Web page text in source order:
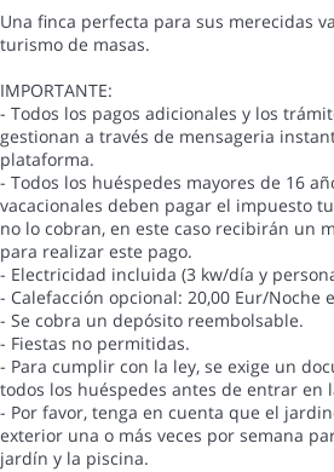
Una finca perfecta para sus merecidas
turismo de masas.
IMPORTANTE:
- Todos los pagos adicionales y los
gestionan a través de mensageria
plataforma.
- Todos los huéspedes mayores de 16
vacacionales deben pagar el impuesto
no lo cobran, en este caso recibirán un
para realizar este pago.
- Electricidad incluida (3 kw/día y
- Calefacción opcional: 20,00 Eur/Noche
- Se cobra un depósito reembolsable.
- Fiestas no permitidas.
- Para cumplir con la ley, se exige un
todos los huéspedes antes de entrar en
- Por favor, tenga en cuenta que el
exterior una o más veces por semana
jardín y la piscina.